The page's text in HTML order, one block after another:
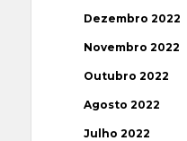
Dezembro 2022
Novembro 2022
Outubro 2022
Agosto 2022
Julho 2022